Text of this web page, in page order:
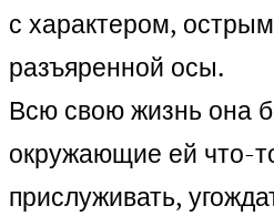
с характером,
разъяренной осы.
Всю свою жизнь она
окружающие ей что-
прислуживать,